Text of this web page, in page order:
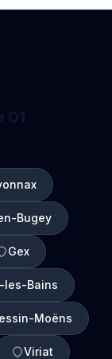
Bugey
Gex
les-Bains
Moëns
Viriat